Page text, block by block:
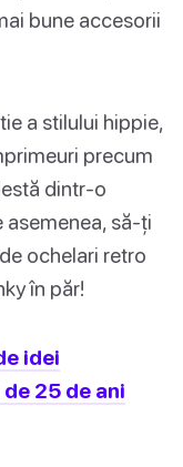
bune accesorii
a stilului hippie,
precum
dintr-o
asemenea, să-ți
ochelari retro
în păr!
idei
25 de ani